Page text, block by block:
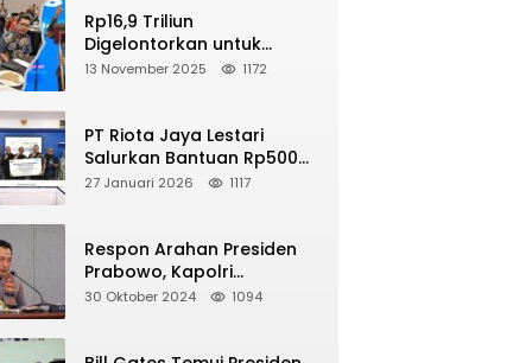
Rp16,9 Triliun
Digelontorkan untuk
Revitalisasi 16 Ribu Sekolah
13 November 2025 1172
PT Riota Jaya Lestari
Salurkan Bantuan Rp500
Juta, Hadirkan Harapan
27 Januari 2026 1117
Respon Arahan Presiden
Prabowo, Kapolri
Perintahkan Jajarannya
30 Oktober 2024 1094